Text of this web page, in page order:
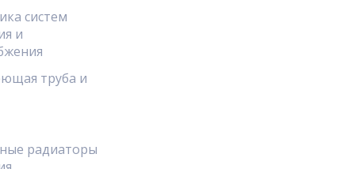
систем
и
труба и
радиаторы